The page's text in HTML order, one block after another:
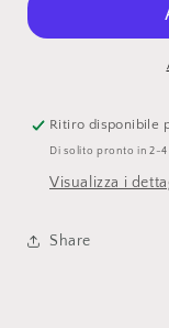
Ritiro disponibile
Di solito pronto in 2-
Visualizza i
Share